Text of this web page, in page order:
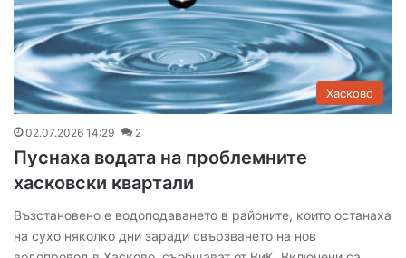
Хасково
02.07.2026 14:29 2
Пуснаха водата на проблемните
хасковски квартали
Възстановено е водоподаването в районите, които останаха
на сухо няколко дни заради свързването на нов